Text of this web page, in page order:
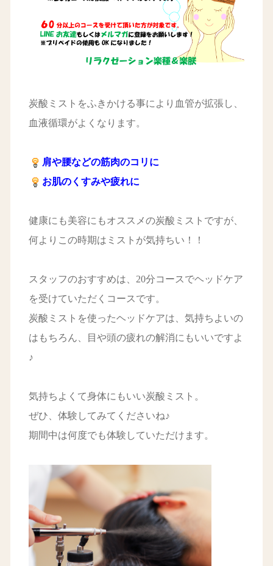
炭酸ミストをふきかける事により血管が拡張し、
血液循環がよくなります。
肩や腰などの筋肉のコリに
お肌のくすみや疲れに
健康にも美容にもオススメの炭酸ミストですが、
何よりこの時期はミストが気持ちい！！
スタッフのおすすめは、20分コースでヘッドケア
を受けていただくコースです。
炭酸ミストを使ったヘッドケアは、気持ちよいの
はもちろん、目や頭の疲れの解消にもいいですよ
♪
気持ちよくて身体にもいい炭酸ミスト。
ぜひ、体験してみてくださいね♪
期間中は何度でも体験していただけます。